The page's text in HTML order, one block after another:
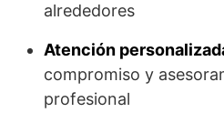
alrededores
Atención
compromiso y
profesional